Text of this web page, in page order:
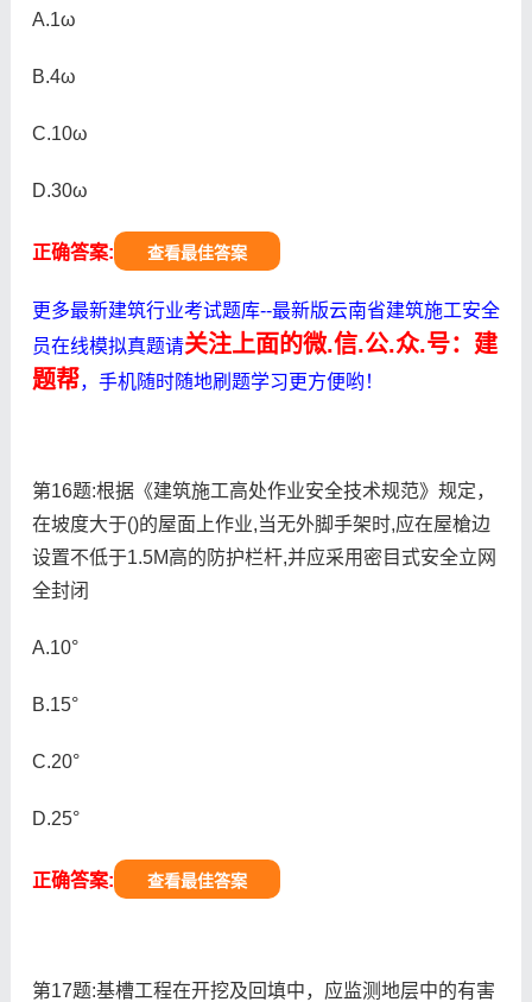
A.1ω
B.4ω
C.10ω
D.30ω
正确答案: 查看最佳答案
更多最新建筑行业考试题库--最新版云南省建筑施工安全
员在线模拟真题请关注上面的微.信.公.众.号：建
题帮，手机随时随地刷题学习更方便哟！
第16题:根据《建筑施工高处作业安全技术规范》规定，
在坡度大于()的屋面上作业,当无外脚手架时,应在屋槍边
设置不低于1.5M高的防护栏杆,并应采用密目式安全立网
全封闭
A.10°
B.15°
C.20°
D.25°
正确答案: 查看最佳答案
第17题:基槽工程在开挖及回填中，应监测地层中的有害